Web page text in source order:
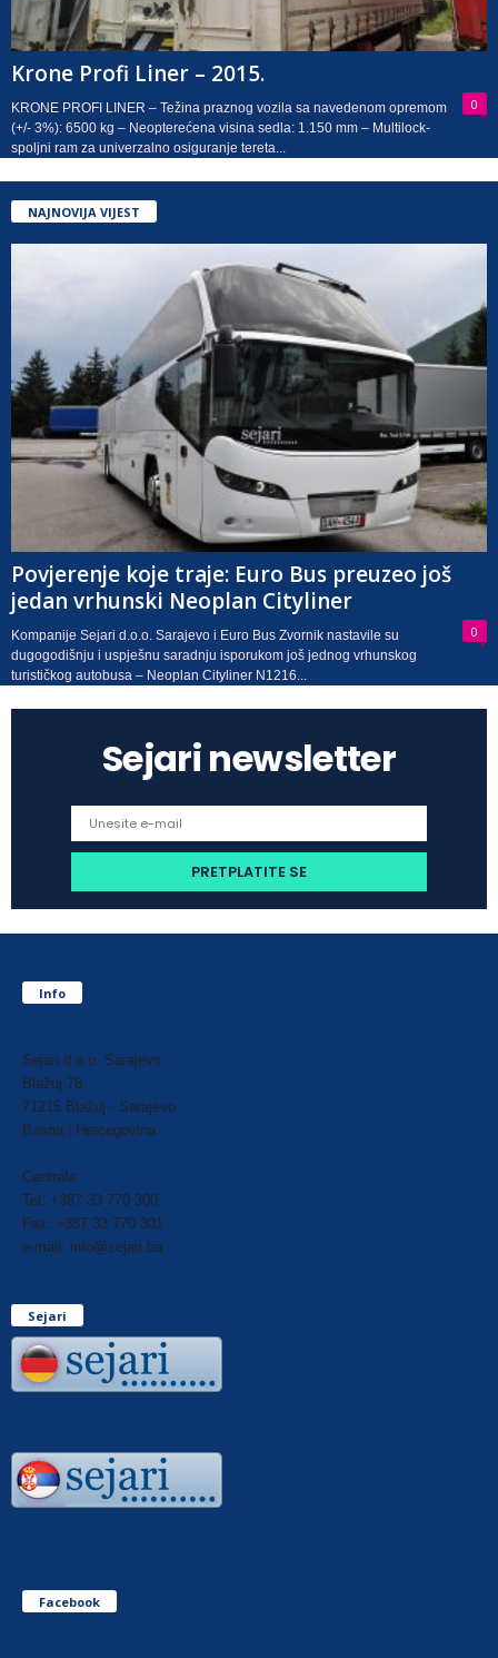
Krone Profi Liner – 2015.
0
KRONE PROFI LINER – Težina praznog vozila sa navedenom opremom
(+/- 3%): 6500 kg – Neopterećena visina sedla: 1.150 mm – Multilock-
spoljni ram za univerzalno osiguranje tereta...
NAJNOVIJA VIJEST
Povjerenje koje traje: Euro Bus preuzeo još
jedan vrhunski Neoplan Cityliner
0
Kompanije Sejari d.o.o. Sarajevo i Euro Bus Zvornik nastavile su
dugogodišnju i uspješnu saradnju isporukom još jednog vrhunskog
turističkog autobusa – Neoplan Cityliner N1216...
Sejari newsletter
Info
Sejari d.o.o. Sarajevo
Blažuj 78,
71215 Blažuj - Sarajevo
Bosna i Hercegovina
Centrala:
Tel: +387 33 770 300
Fax: +387 33 770 301
e-mail: info@sejari.ba
Sejari
Facebook